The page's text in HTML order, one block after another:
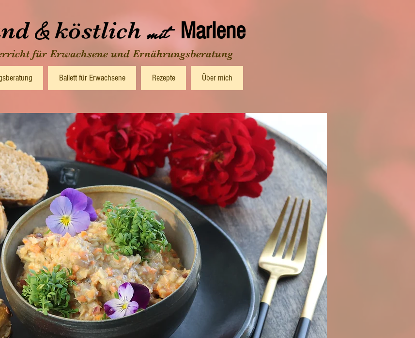
& köstlich mitMarlene
für Erwachsene und Ernährungsberatung
Ballett für Erwachsene Rezepte Über mich